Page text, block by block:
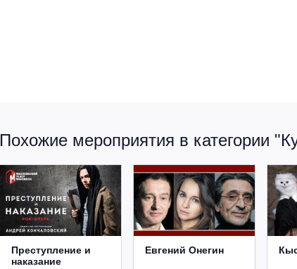
Похожие мероприятия в категории
Преступление и
наказание
Евгений Онегин